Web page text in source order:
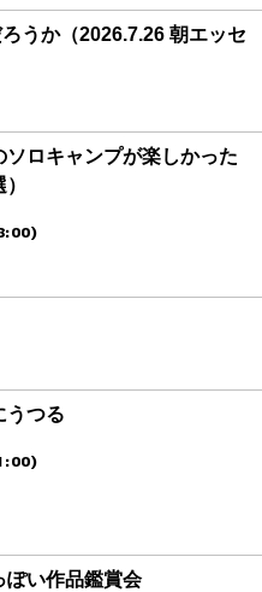
うか（2026.7.26 朝エッセ
ソロキャンプが楽しかった
うつる
ぽい作品鑑賞会